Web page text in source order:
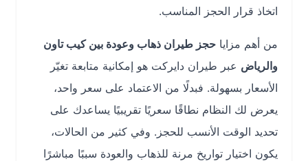
اتخاذ قرار الحجز المناسب.
من أهم مزايا حجز طيران ذهاب وعودة بين كيب تاون
والرياضعبر طيران دايركت هو إمكانية متابعة تغيّر
الأسعار بسهولة. فبدلًا من الاعتماد على سعر واحد،
يعرض لك النظام نطاقًا سعريًا تقريبيًا يساعدك على
تحديد الوقت الأنسب للحجز. وفي كثير من الحالات،
يكون اختيار تواريخ مرنة للذهاب والعودة سببًا مباشرًا